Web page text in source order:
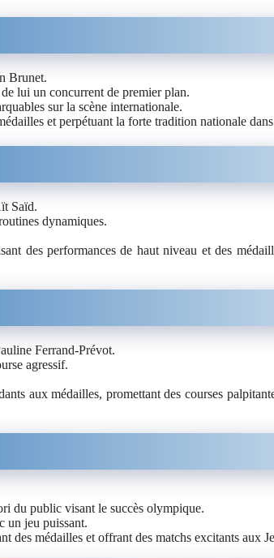
Brunet.
lui un concurrent de premier plan.
sur la scène internationale.
et perpétuant la forte tradition nationale
Saïd.
dynamiques.
des performances de haut niveau et des
Ferrand-Prévot.
agressif.
aux médailles, promettant des courses
du public visant le succès olympique.
un jeu puissant.
des médailles et offrant des matchs excitants aux